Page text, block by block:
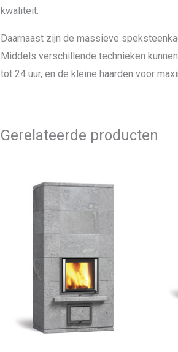
kwaliteit.
Daarnaast zijn de massieve
Middels verschillende technieken
tot 24 uur, en de kleine haarden voor
Gerelateerde producten